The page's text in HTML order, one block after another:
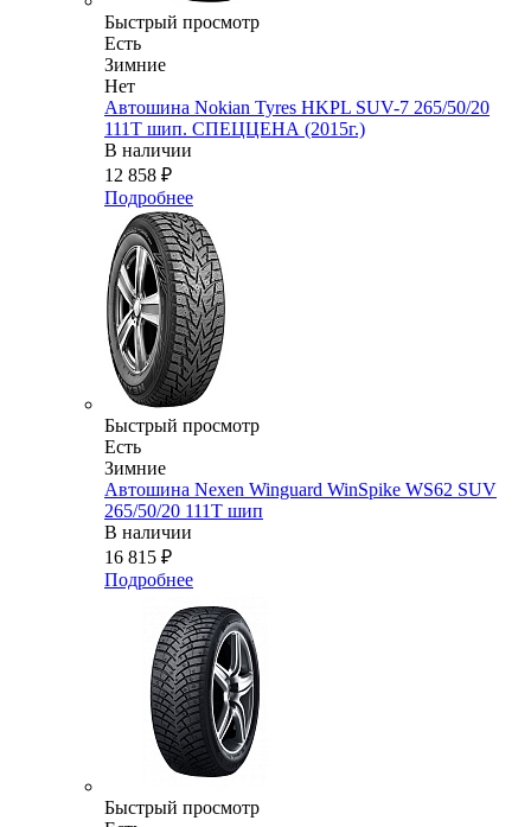
Быстрый просмотр
Есть
Зимние
Нет
Автошина Nokian Tyres HKPL SUV-7 265/50/20
111Т шип. СПЕЦЦЕНА (2015г.)
В наличии
12 858 ₽
Подробнее
Быстрый просмотр
Есть
Зимние
Автошина Nexen Winguard WinSpike WS62 SUV
265/50/20 111T шип
В наличии
16 815 ₽
Подробнее
Быстрый просмотр